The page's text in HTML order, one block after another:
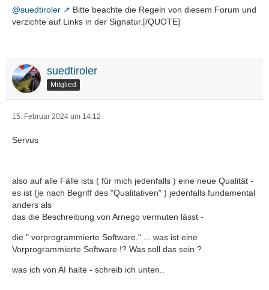
@suedtiroler
Bitte beachte die Regeln von diesem Forum und
verzichte auf Links in der Signatur.[/QUOTE]
suedtiroler
Mitglied
15. Februar 2024 um 14:12
Servus
also auf alle Fälle ists ( für mich jedenfalls ) eine neue Qualität -
es ist (je nach Begriff des "Qualitativen" ) jedenfalls fundamental
anders als
das die Beschreibung von Arnego vermuten lässt -
die " vorprogrammierte Software." ... was ist eine
Vorprogrammierte Software !? Was soll das sein ?
was ich von AI halte - schreib ich unten..